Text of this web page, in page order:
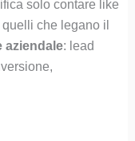
solo contare like
che legano il
aziendale: lead